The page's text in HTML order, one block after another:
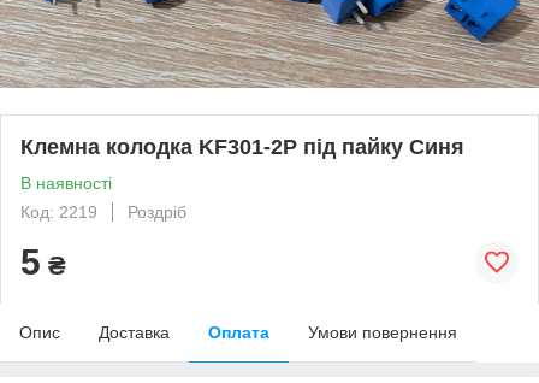
Клемна колодка KF301-2P під пайку Синя
В наявності
Код: 2219
Роздріб
5 ₴
Опис Доставка Оплата Умови повернення